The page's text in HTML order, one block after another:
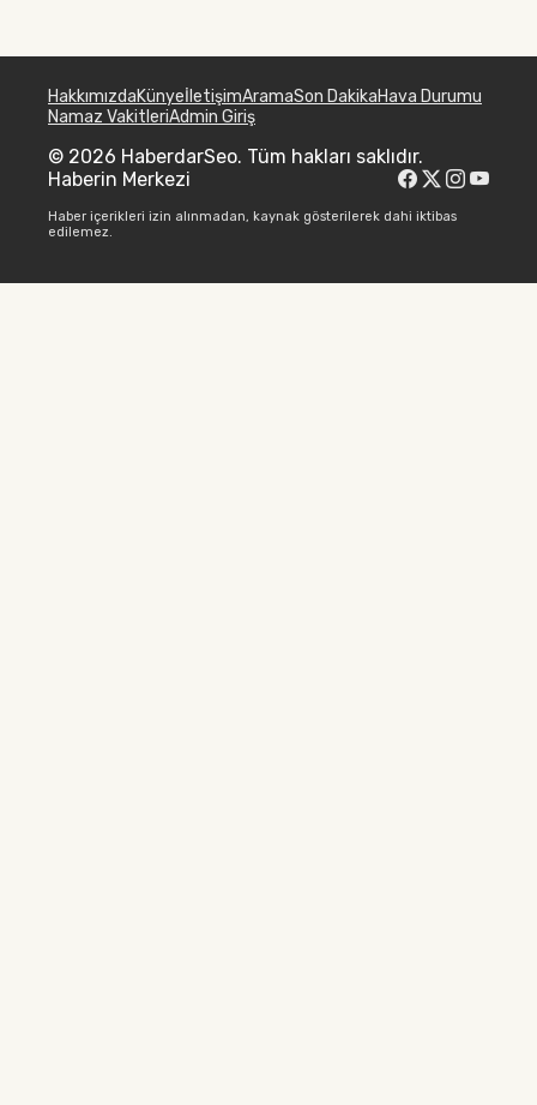
HakkımızdaKünyeİletişimAramaSon DakikaHava Durumu
Namaz VakitleriAdmin Giriş
© 2026 HaberdarSeo. Tüm hakları saklıdır.
Haberin Merkezi
Haber içerikleri izin alınmadan, kaynak gösterilerek dahi iktibas
edilemez.